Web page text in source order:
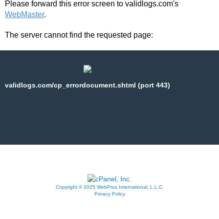
Please forward this error screen to validlogs.com's
WebMaster.
The server cannot find the requested page:
validlogs.com/cp_errordocument.shtml (port 443)
Copyright © 2025 WebPros International, L.L.C.
Privacy Policy